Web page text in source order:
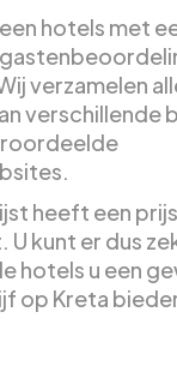
hotels met
verzamelen
verschillende
heeft een
kunt er dus
hotels u een
op Kreta